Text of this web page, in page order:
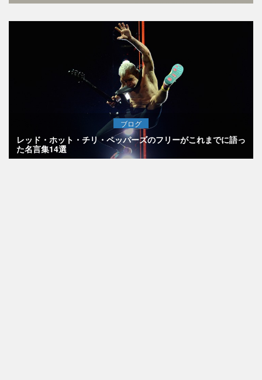
ブログ
レッド・ホット・チリ・ペッパーズのフリーがこれまでに語っ
た名言集14選